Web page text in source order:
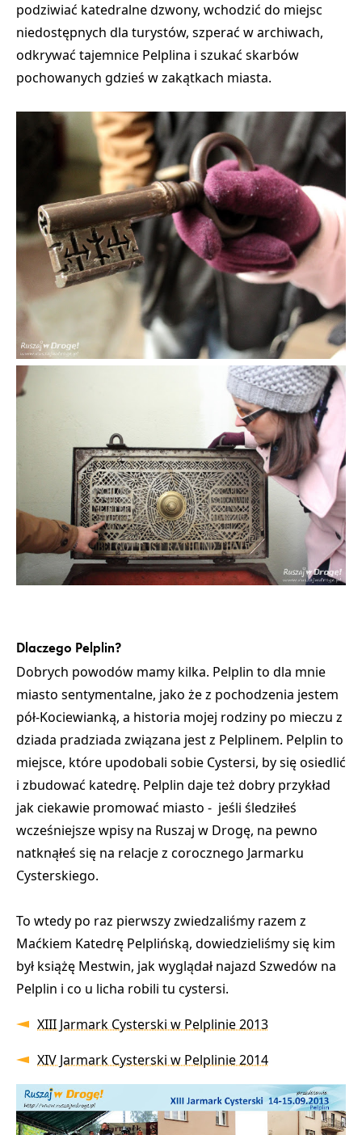
podziwiać katedralne dzwony, wchodzić do miejsc
niedostępnych dla turystów, szperać w archiwach,
odkrywać tajemnice Pelplina i szukać skarbów
pochowanych gdzieś w zakątkach miasta.
Dlaczego Pelplin?
Dobrych powodów mamy kilka. Pelplin to dla mnie
miasto sentymentalne, jako że z pochodzenia jestem
pół-Kociewianką, a historia mojej rodziny po mieczu z
dziada pradziada związana jest z Pelplinem. Pelplin to
miejsce, które upodobali sobie Cystersi, by się osiedlić
i zbudować katedrę. Pelplin daje też dobry przykład
jak ciekawie promować miasto - jeśli śledziłeś
wcześniejsze wpisy na Ruszaj w Drogę, na pewno
natknąłeś się na relacje z corocznego Jarmarku
Cysterskiego.
To wtedy po raz pierwszy zwiedzaliśmy razem z
Maćkiem Katedrę Pelplińską, dowiedzieliśmy się kim
był książę Mestwin, jak wyglądał najazd Szwedów na
Pelplin i co u licha robili tu cystersi.
XIII Jarmark Cysterski w Pelplinie 2013
XIV Jarmark Cysterski w Pelplinie 2014